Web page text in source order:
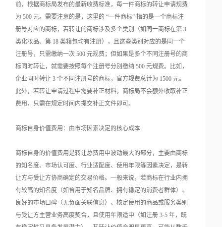
前，根据商标局发布的最新收费标准，每一件商标的转让申请规费
为 500 元。需要注意的是，这里的 “一件商标” 指的是一个商标注
册号对应的商标，若转让的商标涉及多个类别（如同一商标在第 3
类化妆品、第 18 类箱包均有注册），且这些类别对应的是同一个
注册号，只需缴纳一次 500 元规费；但如果是多个不同注册号的商
标同时转让，就需要按照每个注册号分别缴纳 500 元规费。比如，
企业同时转让 3 个不同注册号的商标，官方规费总计为 1500 元。
此外，若转让申请过程中需要补正材料，商标局不会额外收取补正
费用，只需在规定时间内提交补正文件即可。
商标自身价值费用：由市场因素决定的核心成本
商标自身的价值费用是转让总费用中波动最大的部分，主要由商标
的知名度、市场认可度、行业适配度、使用年限等因素决定，是转
让方与受让方协商确定的交易价格。一般来说，若商标在行业内拥
有较高的知名度（如曾用于知名品牌、拥有稳定的消费者群体）、
良好的市场口碑（无负面关联信息）、核定使用的商品或服务类别
与受让方主营业务高度契合，且使用年限适中（如注册 3-5 年，既